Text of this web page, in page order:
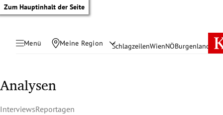
Zum Hauptinhalt der Seite
Menü Meine Region SchlagzeilenWienNÖBurgenland
Analysen
InterviewsReportagen